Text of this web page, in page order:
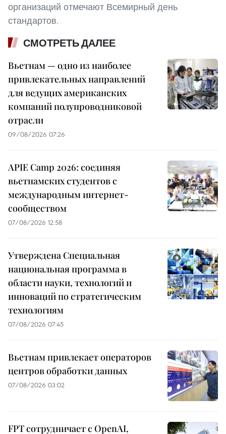
организаций отмечают Всемирный день
стандартов.
СМОТРЕТЬ ДАЛЕЕ
Вьетнам — одно из наиболее
привлекательных направлений
для ведущих американских
компаний полупроводниковой
отрасли
09/08/2026 07:26
APIE Camp 2026: соединяя
вьетнамских студентов с
международным интернет-
сообществом
07/08/2026 12:58
Утверждена Специальная
национальная программа в
области науки, технологий и
инноваций по стратегическим
технологиям
07/08/2026 07:45
Вьетнам привлекает операторов
центров обработки данных
07/08/2026 03:02
FPT сотрудничает с OpenAI,